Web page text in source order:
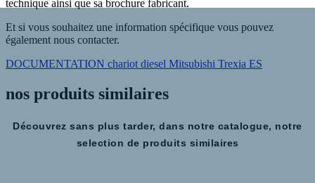
technique ainsi que sa brochure fabricant.
Et si vous souhaitez une information spécifique vous pouvez
également nous contacter.
DOCUMENTATION chariot diesel Mitsubishi Trexia ES
nos produits similaires
Découvrez sans plus tarder, dans notre catalogue, notre
selection de produits similaires